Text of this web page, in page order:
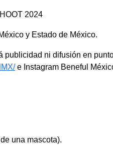
2024
y Estado de México.
publicidad ni difusión en
e Instagram Beneful
una mascota).